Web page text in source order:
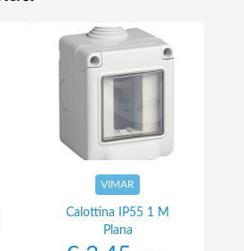
VIMAR
Calottina IP55 1 M
Plana